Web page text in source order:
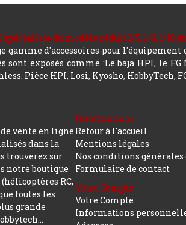
spécialiste du modèle réduit 1/5, 1/8, 1/10
gamme d'accessoires pour
sont exposés comme :Le baja HPI, le
Pièce HPI, Losi, Kyosho, HobbyTech,
vente en ligne
dans la
trouverez sur
notre boutique
RC,
toutes les
grande
Informations
Retour à l'accueil
Mentions légales
Nos conditions générales
Formulaire de contact
Votre Compte
Votre Compte
Informations